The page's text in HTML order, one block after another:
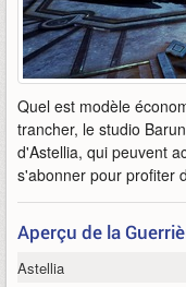
Quel est modèle
trancher, le studio
d'Astellia, qui peuvent
s'abonner pour profiter
Aperçu de la
Astellia